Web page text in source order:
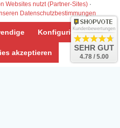
Websites nutzt (Partner-Sites) ·
Datenschutzbestimmungen
Konfigurieren
akzeptieren
Kundenbewertungen
SEHR GUT
4.78 / 5.00